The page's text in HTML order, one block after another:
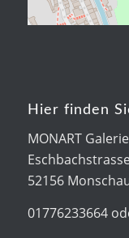
Hier finden
MONART Galerie
52156
01776233664